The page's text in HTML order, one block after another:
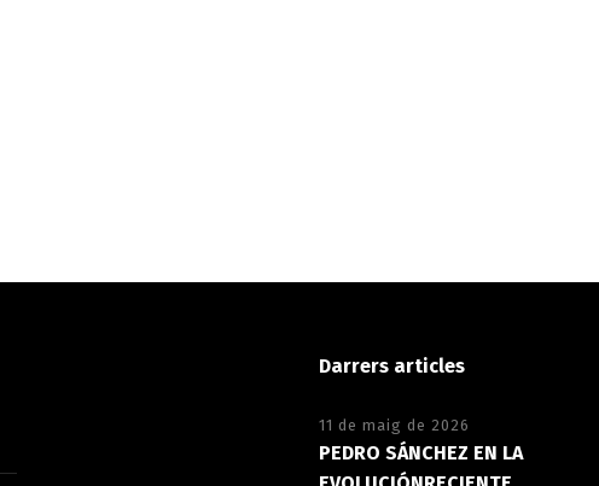
Darrers articles
11 de maig de 2026
PEDRO SÁNCHEZ EN LA